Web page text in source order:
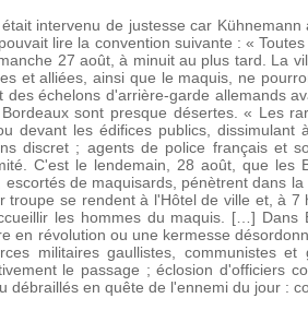
intervenu de justesse car
lire la convention suivante : «
27 août, à minuit au plus tard. La
et alliées, ainsi que le maquis, ne
des échelons d'arrière-garde allemands
sont presque désertes. « Les
devant les édifices publics,
discret ; agents de police français et
C'est le lendemain, 28 août, que
escortés de maquisards, pénètrent dans
troupe se rendent à l'Hôtel de ville et, à
les hommes du maquis. […]
en révolution ou une kermesse
militaires gaullistes, communistes
le passage ; éclosion d'officiers
débraillés en quête de l'ennemi du jour :